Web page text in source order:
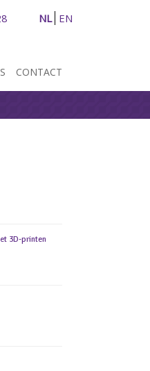
NL EN
CONTACT
3D-printen